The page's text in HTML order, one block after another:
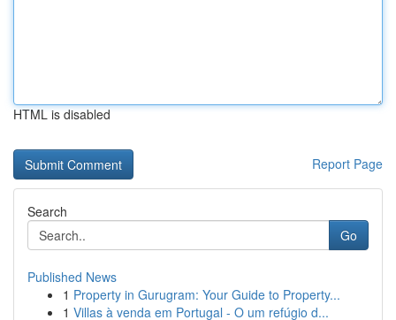
HTML is disabled
Report Page
Search
Go
Published News
1 Property in Gurugram: Your Guide to Property...
1 Villas à venda em Portugal - O um refúgio d...